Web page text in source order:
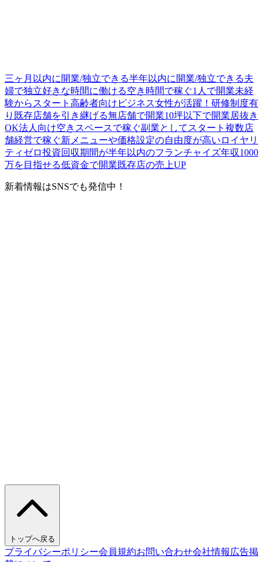
三ヶ月以内に開業/独立できる半年以内に開業/独立できる夫
婦で独立好きな時間に働ける空き時間で稼ぐ1人で開業未経
験からスタート 高齢者向けビジネス女性が活躍！ 研修制度有
り 既存店舗を引き継げる無店舗で開業10坪以下で開業居抜き
OK法人向け空きスペースで稼ぐ副業としてスタート 複数店
舗経営で稼ぐ新メニューや価格設定の自由度が高い ロイヤリ
ティゼロ投資回収期間が半年以内のフランチャイズ年収1000
万を目指せる低資金で開業既存店の売上UP
新着情報はSNSでも発信中！
トップへ戻る
プライバシーポリシー会員規約お問い合わせ会社情報 広告掲